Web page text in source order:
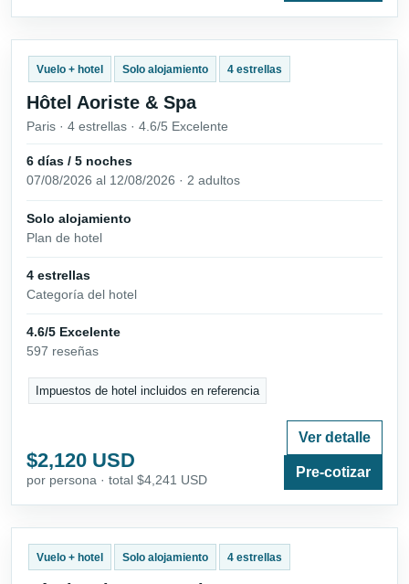
Vuelo + hotel Solo alojamiento 4 estrellas
Hôtel Aoriste & Spa
Paris · 4 estrellas · 4.6/5 Excelente
6 días / 5 noches
07/08/2026 al 12/08/2026 · 2 adultos
Solo alojamiento
Plan de hotel
4 estrellas
Categoría del hotel
4.6/5 Excelente
597 reseñas
Impuestos de hotel incluidos en referencia
$2,120 USD
por persona · total $4,241 USD
Ver detalle
Pre-cotizar
Vuelo + hotel Solo alojamiento 4 estrellas